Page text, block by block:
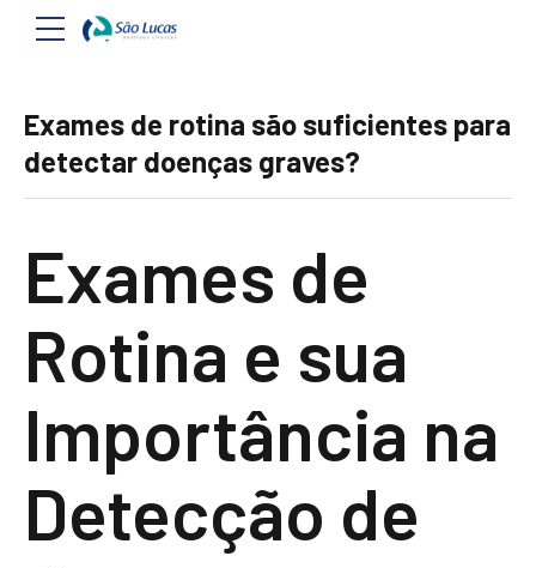
Exames de rotina são suficientes para
detectar doenças graves?
Exames de
Rotina e sua
Importância na
Detecção de